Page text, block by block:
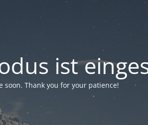
ist
soon. Thank you for your patience!